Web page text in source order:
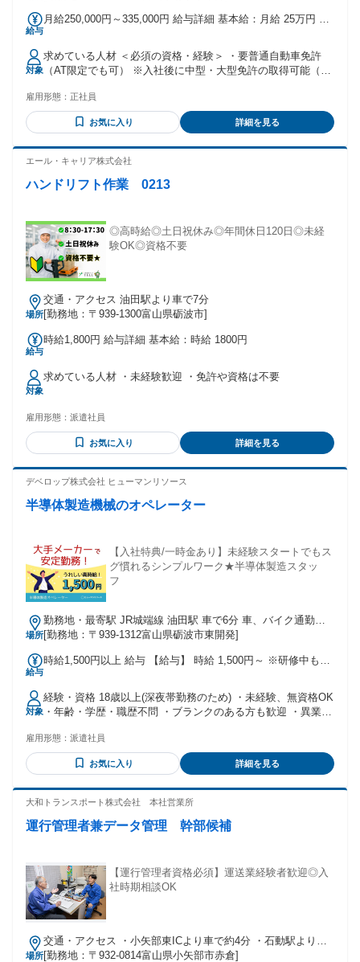
給与
月給250,000円～335,000円 給与詳細 基本給：月給 25万円 〜
払われる通勤・皆勤・家族手当金額：なし 全員に一律で支払
われるその他手当金額：なし 各種手当内容 ・運行手当1,300
円／日 ・通勤手当10,000円上限 ・役職手当 ・無事故手当 ・
時間外手当 ※複数車種（2t・3t・4t・10t）にご対応いただけ
（0766-84-9291）
対象
求めている人材 ＜必須の資格・経験＞ ・要普通自動車免許
（AT限定でも可） ※入社後に中型・大型免許の取得可能（費
方におすすめ＞ ・運転が好きな方、車が好きな方 ・土日休み
で働きたい方 ・日帰りのドライバーとして働きたい方 ・長期
連休が欲しい方 ・安定した基盤のある企業で働きたい方 ・未
い方 ・新しいことに挑戦したい方 ・アクティブな方 ・ブラ
探し中の方 ・Uターン就職をお考えの方 ＼こんな方にもオス
配達 配送経験者 大型ドライバー・ルート配送ドライバーの経
験がある方 運転スキルを活かしたい方 勤務条件が高収入・土
日祝休み・正社員をお探しの方 Uターン・Iターン希望の方 子
育て卒業により社会復帰・職場復帰をお考えの方
雇用形態： 正社員
お気に入り 詳細を見る
エール・キャリア株式会社
ハンドリフト作業 0213
◎高時給◎土日祝休み◎年間休日120日◎未経
験OK◎資格不要
場所
交通・アクセス 油田駅より車で7分
[勤務地：〒939-1300富山県砺波市]
給与
時給1,800円 給与詳細 基本給：時給 1800円
対象
求めている人材 ・未経験歓迎 ・免許や資格は不要
雇用形態： 派遣社員
お気に入り 詳細を見る
デベロップ株式会社 ヒューマンリソース
半導体製造機械のオペレーター
【入社特典/一時金あり】未経験スタートでもス
グ慣れるシンプルワーク★半導体製造スタッ
フ
場所
勤務地・最寄駅 JR城端線 油田駅 車で6分 車、バイク通勤可
能 駐車場完備
[勤務地：〒939-1312富山県砺波市東開発]
給与
時給1,500円以上 給与 【給与】 時給 1,500円～ ※研修中も給
で支給 ◎別途交通費全額支給 【交通費】 自宅から勤務地ま
での距離にて算出 ※交通費/上限なし
対象
経験・資格 18歳以上(深夜帯勤務のため) ・未経験、無資格OK
・年齢・学歴・職歴不問 ・ブランクのある方も歓迎 ・異業種
業をするのが好きな方 ・お休み多めのお仕事がご希望の方 ・
長期に安定して同じ職場で働きたい方
雇用形態： 派遣社員
お気に入り 詳細を見る
大和トランスポート株式会社 本社営業所
運行管理者兼データ管理 幹部候補
【運行管理者資格必須】運送業経験者歓迎◎入
社時期相談OK
場所
交通・アクセス ・小矢部東ICより車で約4分 ・石動駅より車
で約6分、徒歩30分
[勤務地：〒932-0814富山県小矢部市赤倉]